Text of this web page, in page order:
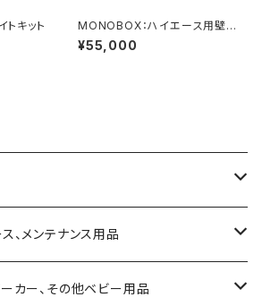
キット
MONOBOX：ハイエース用壁
掛けスライドテーブル 2本脚モ
デル テーブル寸法650㎜×420
¥55,000
、メンテナンス用品
オイル
ーカー、その他ベビー用品